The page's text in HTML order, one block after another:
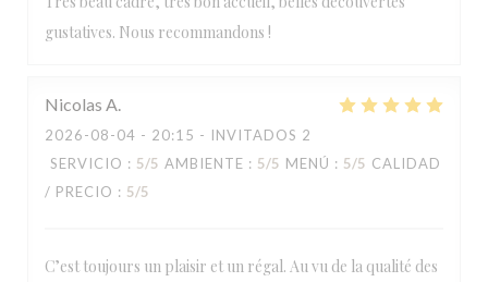
gustatives. Nous recommandons !
Nicolas A
2026-08-04 - 20:15 - INVITADOS 2
SERVICIO : 5/5 AMBIENTE : 5/5 MENÚ : 5/5 CALIDAD
/ PRECIO : 5/5
C’est toujours un plaisir et un régal. Au vu de la qualité des
LA TABLE DE CATUSSEAU